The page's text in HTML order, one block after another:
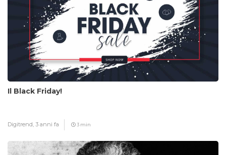
Il Black Friday!
Digitrend, 3 anni fa 3 min